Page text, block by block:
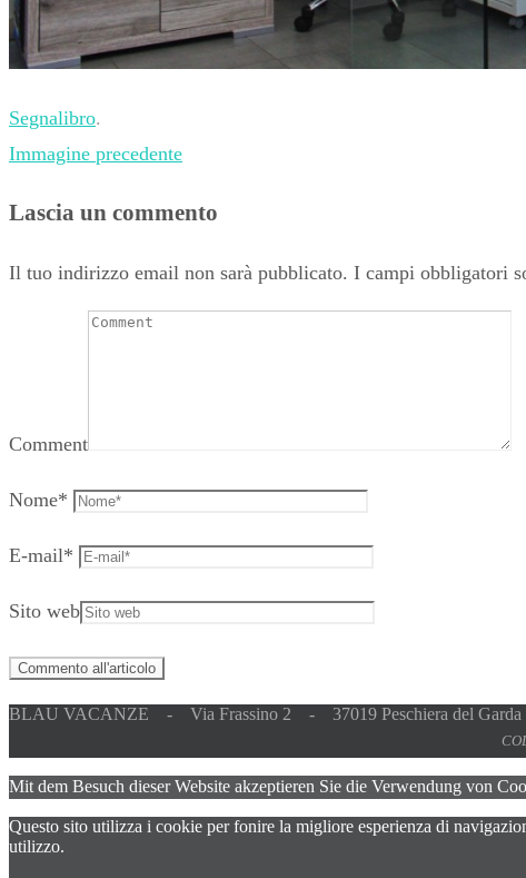
Segnalibro.
Immagine precedente
Lascia un commento
Il tuo indirizzo email non sarà pubblicato. I campi obbligatori
Comment
Nome*
E-mail*
Sito web
BLAU VACANZE - Via Frassino 2 - 37019 Peschiera del
Mit dem Besuch dieser Website akzeptieren Sie die Verwendung von
Questo sito utilizza i cookie per fonire la migliore esperienza di
utilizzo.